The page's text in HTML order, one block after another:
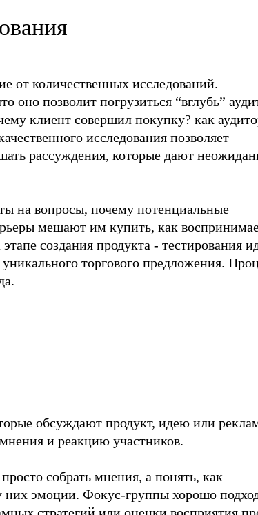
от количественных исследований.
оно позволит погрузиться “вглубь”
клиент совершил покупку? как
исследования позволяет
рассуждения, которые дают
на вопросы, почему потенциальные
мешают им купить, как
создания продукта - тестирования
торгового предложения.
обсуждают продукт, идею или
и реакцию участников.
собрать мнения, а понять, как
них эмоции. Фокус-группы хорошо